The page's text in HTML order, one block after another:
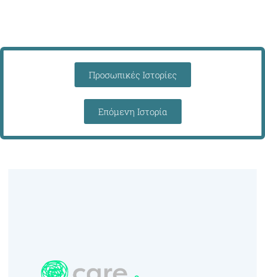
Προσωπικές Ιστορίες
Επόμενη Ιστορία